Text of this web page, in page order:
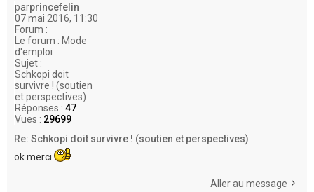
parprincefelin
07 mai 2016, 11:30
Forum :
Le forum : Mode
d'emploi
Sujet :
Schkopi doit
survivre ! (soutien
et perspectives)
Réponses : 47
Vues : 29699
Re: Schkopi doit survivre ! (soutien et perspectives)
ok merci
Aller au message